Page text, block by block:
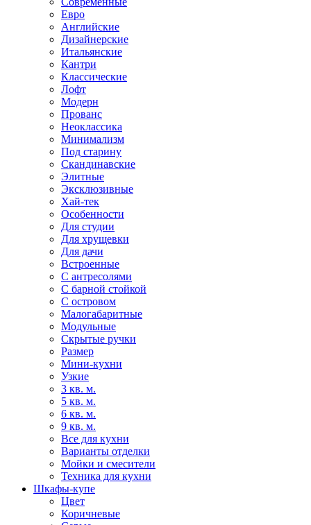
Евро
Английские
Дизайнерские
Итальянские
Кантри
Классические
Лофт
Модерн
Прованс
Неоклассика
Минимализм
Под старину
Скандинавские
Элитные
Эксклюзивные
Хай-тек
Особенности
Для студии
Для хрущевки
Для дачи
Встроенные
С антресолями
С барной стойкой
С островом
Малогабаритные
Модульные
Скрытые ручки
Размер
Мини-кухни
Узкие
3 кв. м.
5 кв. м.
6 кв. м.
9 кв. м.
Все для кухни
Варианты отделки
Мойки и смесители
Техника для кухни
Шкафы-купе
Цвет
Коричневые